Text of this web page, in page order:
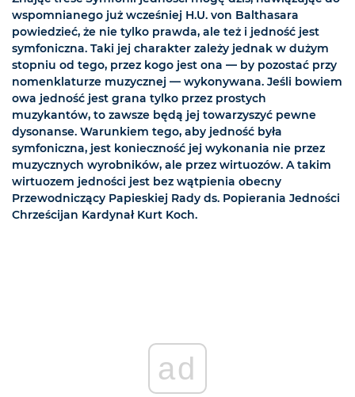
wspomnianego już wcześniej H.U. von Balthasara
powiedzieć, że nie tylko prawda, ale też i jedność jest
symfoniczna. Taki jej charakter zależy jednak w dużym
stopniu od tego, przez kogo jest ona — by pozostać przy
nomenklaturze muzycznej — wykonywana. Jeśli bowiem
owa jedność jest grana tylko przez prostych
muzykantów, to zawsze będą jej towarzyszyć pewne
dysonanse. Warunkiem tego, aby jedność była
symfoniczna, jest konieczność jej wykonania nie przez
muzycznych wyrobników, ale przez wirtuozów. A takim
wirtuozem jedności jest bez wątpienia obecny
Przewodniczący Papieskiej Rady ds. Popierania Jedności
Chrześcijan Kardynał Kurt Koch.
ad